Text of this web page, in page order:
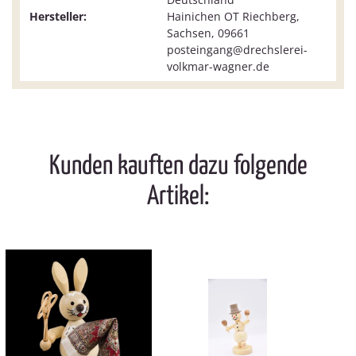
Hersteller:
Hainichen OT Riechberg,
Sachsen, 09661
posteingang@drechslerei-
volkmar-wagner.de
Kunden kauften dazu folgende
Artikel: